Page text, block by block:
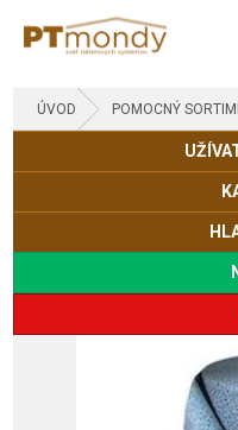
ÚVOD POMOCNÝ